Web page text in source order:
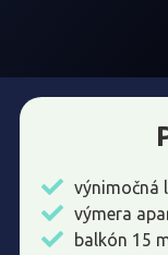
výnimočná
výmera
balkón 15